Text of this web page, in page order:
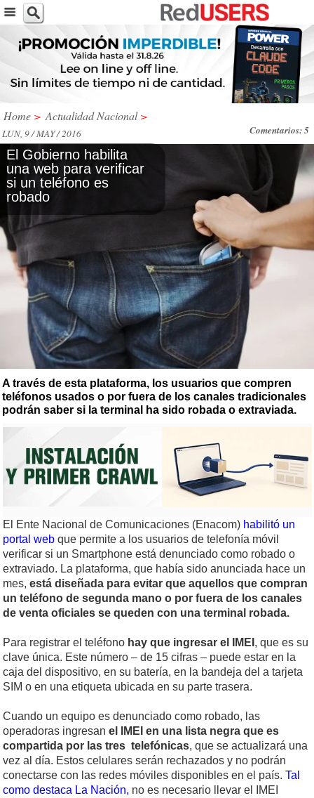
Home > Actualidad Nacional >
Comentarios: 5
LUN, 9 / MAY / 2016
El Gobierno habilita
una web para verificar
si un teléfono es
robado
A través de esta plataforma, los usuarios que compren
teléfonos usados o por fuera de los canales tradicionales
podrán saber si la terminal ha sido robada o extraviada.
El Ente Nacional de Comunicaciones (Enacom) habilitó un
portal web que permite a los usuarios de telefonía móvil
verificar si un Smartphone está denunciado como robado o
extraviado. La plataforma, que había sido anunciada hace un
mes, está diseñada para evitar que aquellos que compran
un teléfono de segunda mano o por fuera de los canales
de venta oficiales se queden con una terminal robada.
Para registrar el teléfono hay que ingresar el IMEI , que es su
clave única. Este número – de 15 cifras – puede estar en la
caja del dispositivo, en su batería, en la bandeja del a tarjeta
SIM o en una etiqueta ubicada en su parte trasera.
Cuando un equipo es denunciado como robado, las
operadoras ingresan el IMEI en una lista negra que es
compartida por las tres telefónicas, que se actualizará una
vez al día. Estos celulares serán rechazados y no podrán
conectarse con las redes móviles disponibles en el país. Tal
como destaca La Nación, no es necesario llevar el IMEI